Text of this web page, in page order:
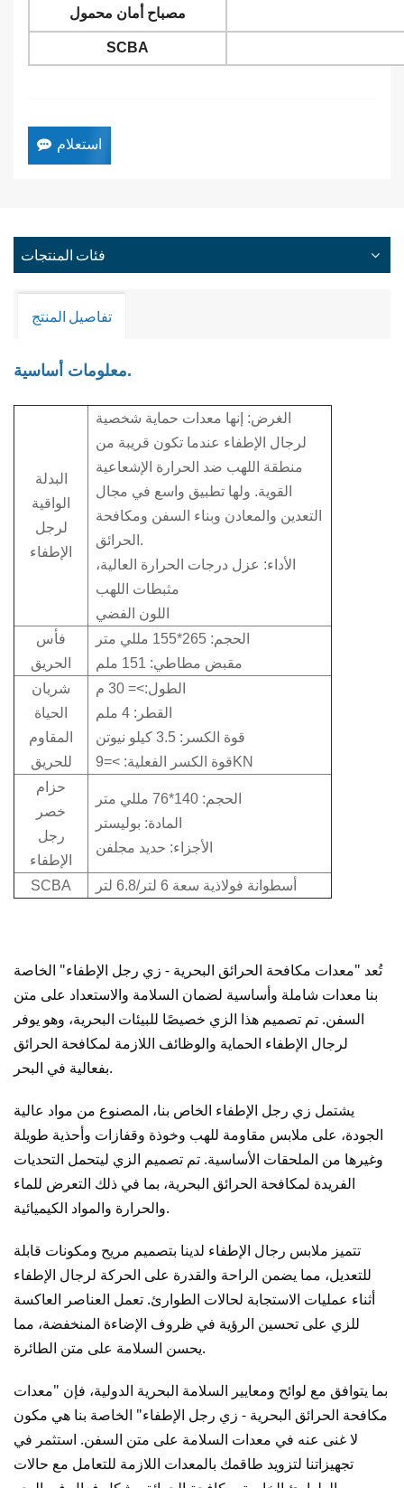
مصباح أمان محمول
SCBA
استعلام
فئات المنتجات
تفاصيل المنتج
معلومات أساسية.
البدلة
الواقية
لرجل
الإطفاء
الغرض: إنها معدات حماية شخصية
لرجال الإطفاء عندما تكون قريبة من
منطقة اللهب ضد الحرارة الإشعاعية
القوية. ولها تطبيق واسع في مجال
التعدين والمعادن وبناء السفن ومكافحة
الحرائق.
الأداء: عزل درجات الحرارة العالية،
مثبطات اللهب
اللون الفضي
فأس
الحريق
الحجم: 265*155 مللي متر
مقبض مطاطي: 151 ملم
شريان
الحياة
المقاوم
للحريق
الطول:>= 30 م
القطر: 4 ملم
قوة الكسر: 3.5 كيلو نيوتن
قوة الكسر الفعلية: >=9KN
حزام
خصر
رجل
الإطفاء
الحجم: 140*76 مللي متر
المادة: بوليستر
الأجزاء: حديد مجلفن
SCBA أسطوانة فولاذية سعة 6 لتر/6.8 لتر
تُعد "معدات مكافحة الحرائق البحرية - زي رجل الإطفاء" الخاصة
بنا معدات شاملة وأساسية لضمان السلامة والاستعداد على متن
السفن. تم تصميم هذا الزي خصيصًا للبيئات البحرية، وهو يوفر
لرجال الإطفاء الحماية والوظائف اللازمة لمكافحة الحرائق
بفعالية في البحر.
يشتمل زي رجل الإطفاء الخاص بنا، المصنوع من مواد عالية
الجودة، على ملابس مقاومة للهب وخوذة وقفازات وأحذية طويلة
وغيرها من الملحقات الأساسية. تم تصميم الزي ليتحمل التحديات
الفريدة لمكافحة الحرائق البحرية، بما في ذلك التعرض للماء
والحرارة والمواد الكيميائية.
تتميز ملابس رجال الإطفاء لدينا بتصميم مريح ومكونات قابلة
للتعديل، مما يضمن الراحة والقدرة على الحركة لرجال الإطفاء
أثناء عمليات الاستجابة لحالات الطوارئ. تعمل العناصر العاكسة
للزي على تحسين الرؤية في ظروف الإضاءة المنخفضة، مما
يحسن السلامة على متن الطائرة.
بما يتوافق مع لوائح ومعايير السلامة البحرية الدولية، فإن "معدات
مكافحة الحرائق البحرية - زي رجل الإطفاء" الخاصة بنا هي مكون
لا غنى عنه في معدات السلامة على متن السفن. استثمر في
تجهيزاتنا لتزويد طاقمك بالمعدات اللازمة للتعامل مع حالات